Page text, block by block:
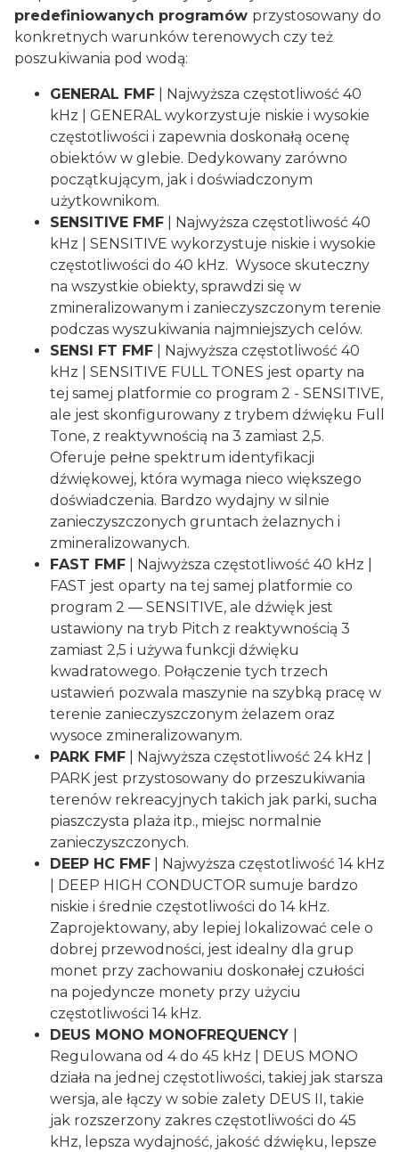
predefiniowanych programów przystosowany do
konkretnych warunków terenowych czy też
poszukiwania pod wodą:
GENERAL FMF | Najwyższa częstotliwość 40
kHz | GENERAL wykorzystuje niskie i wysokie
częstotliwości i zapewnia doskonałą ocenę
obiektów w glebie. Dedykowany zarówno
początkującym, jak i doświadczonym
użytkownikom.
SENSITIVE FMF | Najwyższa częstotliwość 40
kHz | SENSITIVE wykorzystuje niskie i wysokie
częstotliwości do 40 kHz. Wysoce skuteczny
na wszystkie obiekty, sprawdzi się w
zmineralizowanym i zanieczyszczonym terenie
podczas wyszukiwania najmniejszych celów.
SENSI FT FMF | Najwyższa częstotliwość 40
kHz | SENSITIVE FULL TONES jest oparty na
tej samej platformie co program 2 - SENSITIVE,
ale jest skonfigurowany z trybem dźwięku Full
Tone, z reaktywnością na 3 zamiast 2,5.
Oferuje pełne spektrum identyfikacji
dźwiękowej, która wymaga nieco większego
doświadczenia. Bardzo wydajny w silnie
zanieczyszczonych gruntach żelaznych i
zmineralizowanych.
FAST FMF | Najwyższa częstotliwość 40 kHz |
FAST jest oparty na tej samej platformie co
program 2 — SENSITIVE, ale dźwięk jest
ustawiony na tryb Pitch z reaktywnością 3
zamiast 2,5 i używa funkcji dźwięku
kwadratowego. Połączenie tych trzech
ustawień pozwala maszynie na szybką pracę w
terenie zanieczyszczonym żelazem oraz
wysoce zmineralizowanym.
PARK FMF | Najwyższa częstotliwość 24 kHz |
PARK jest przystosowany do przeszukiwania
terenów rekreacyjnych takich jak parki, sucha
piaszczysta plaża itp., miejsc normalnie
zanieczyszczonych.
DEEP HC FMF | Najwyższa częstotliwość 14 kHz
| DEEP HIGH CONDUCTOR sumuje bardzo
niskie i średnie częstotliwości do 14 kHz.
Zaprojektowany, aby lepiej lokalizować cele o
dobrej przewodności, jest idealny dla grup
monet przy zachowaniu doskonałej czułości
na pojedyncze monety przy użyciu
częstotliwości 14 kHz.
DEUS MONO MONOFREQUENCY
Regulowana od 4 do 45 kHz | DEUS MONO
działa na jednej częstotliwości, takiej jak starsza
wersja, ale łączy w sobie zalety DEUS II, takie
jak rozszerzony zakres częstotliwości do 45
kHz, lepsza wydajność, jakość dźwięku, lepsze